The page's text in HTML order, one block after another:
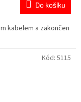
Do košíku
kabelem a zakončen
Kód: 5115